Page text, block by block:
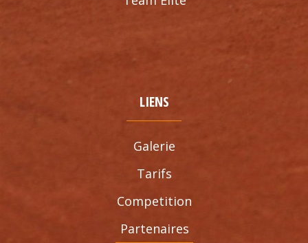
LIENS
Galerie
Tarifs
Competition
Partenaires